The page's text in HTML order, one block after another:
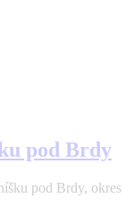
pod Brdy
pod Brdy, okres